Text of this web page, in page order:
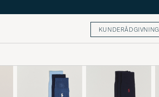
KUNDERÅDGIVNING